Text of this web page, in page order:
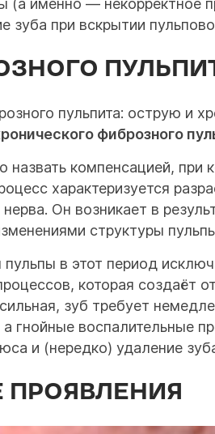
(а именно — некорректное
зуба при вскрытии
пульпита: острую и
фиброзного
компенсацией, при
характеризуется
Он возникает в
структуры
в этот период
которая создаёт
зуб требует
гнойные воспалительные
и (нередко) удаление
ПРОЯВЛЕНИЯ